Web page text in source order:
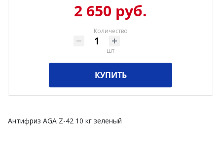
2 650 руб.
Количество
шт
КУПИТЬ
Антифриз AGA Z-42 10 кг зеленый